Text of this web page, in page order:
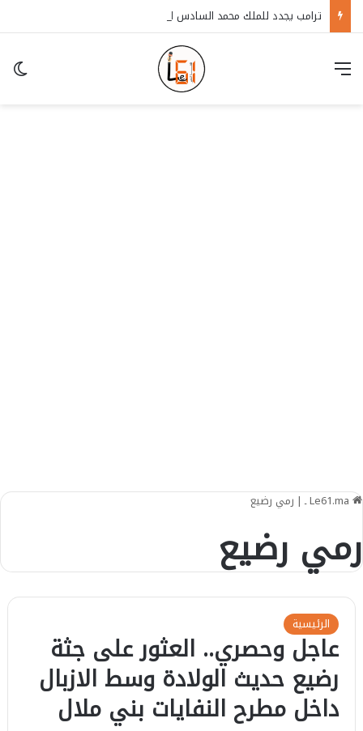
| رمي رضيع
رمي رضيع
الرئيسية
عاجل وحصري.. العثور على جثة
رضيع حديث الولادة وسط الازبال
داخل مطرح النفايات بني ملال